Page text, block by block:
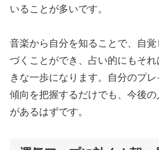
いることが多いです。
音楽から自分を知ることで、自
づくことができ、占い的にもそ
きな一歩になります。自分のプ
傾向を把握するだけでも、今後
があるはずです。